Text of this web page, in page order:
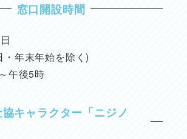
窓口開設時間
・年末年始を除く)
午後5時
キャラクター「ニジノ